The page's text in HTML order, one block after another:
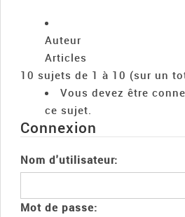
Auteur
Articles
10 sujets de 1 à 10 (sur un
Vous devez être
ce sujet.
Connexion
Nom d'utilisateur:
Mot de passe: